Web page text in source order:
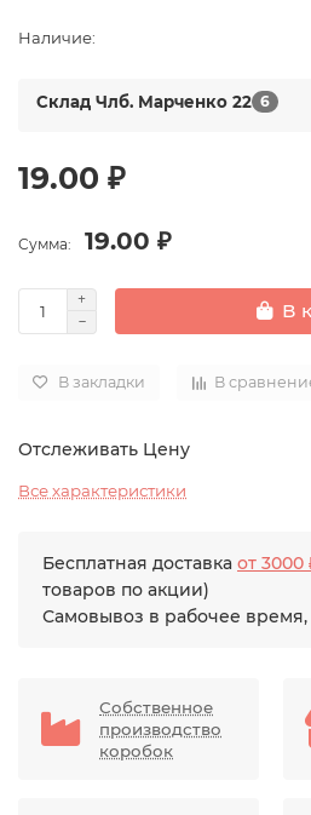
Наличие:
Склад Члб. Марченко 22 6
19.00 ₽
Сумма: 19.00 ₽
В
В закладки В
Отслеживать Цену
Все характеристики
Бесплатная доставка от 3000
товаров по акции)
Самовывоз в рабочее время,
Собственное
производство
коробок